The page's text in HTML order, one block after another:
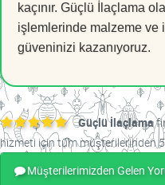
kaçınır. Güçlü İlaçlama
işlemlerinde malzeme ve
güveninizi kazanıyoruz.
Güçlü İlaçlama
hizmeti için tüm müşterilerinden 5
Müşterilerimizden Gelen